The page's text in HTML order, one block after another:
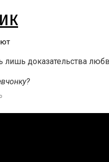
лишь доказательства